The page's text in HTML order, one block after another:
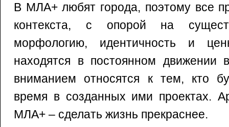
В МЛА+ любят города, поэтому все
контекста, с опорой на
морфологию, идентичность и
находятся в постоянном
вниманием относятся к тем, кто
время в созданных ими проектах.
МЛА+ – сделать жизнь прекраснее.